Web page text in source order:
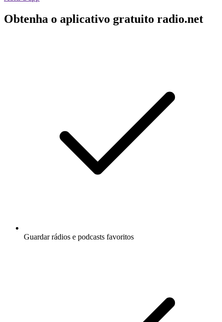
Obtenha o aplicativo gratuito radio.net
Guardar rádios e podcasts favoritos